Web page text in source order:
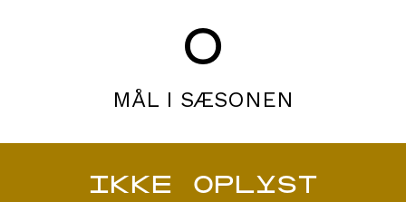
0
MÅL I SÆSONEN
IKKE OPLYST